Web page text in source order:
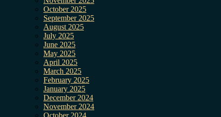
October 2025
September 2025
August 2025
July 2025
June 2025
May 2025
April 2025
March 2025
February 2025
January 2025
December 2024
November 2024